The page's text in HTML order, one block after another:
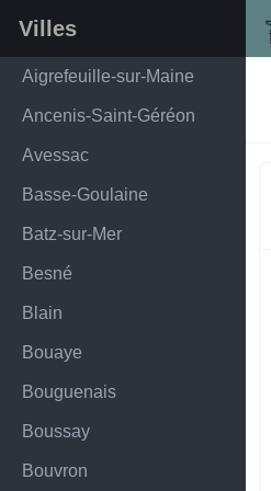
Villes
Aigrefeuille-sur-Maine
Ancenis-Saint-Géréon
Avessac
Basse-Goulaine
Batz-sur-Mer
Besné
Blain
Bouaye
Bouguenais
Boussay
Bouvron